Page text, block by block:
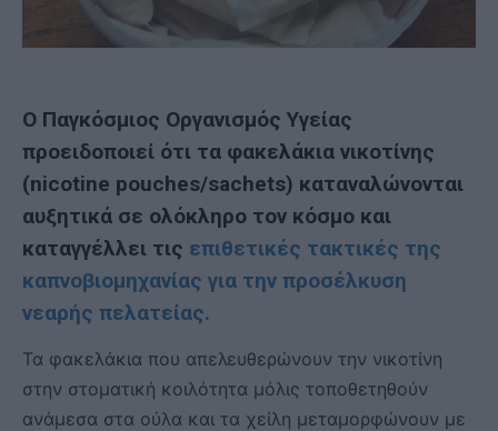
Ο Παγκόσμιος Οργανισμός Υγείας
προειδοποιεί ότι τα φακελάκια νικοτίνης
(nicotine pouches/sachets) καταναλώνονται
αυξητικά σε ολόκληρο τον κόσμο και
καταγγέλλει τις επιθετικές τακτικές της
καπνοβιομηχανίας για την προσέλκυση
νεαρής πελατείας.
Τα φακελάκια που απελευθερώνουν την νικοτίνη
στην στοματική κοιλότητα μόλις τοποθετηθούν
ανάμεσα στα ούλα και τα χείλη μεταμορφώνουν με